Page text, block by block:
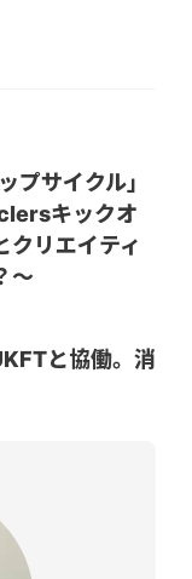
プサイクル」
キックオ
クリエイティ
〜
と協働。消